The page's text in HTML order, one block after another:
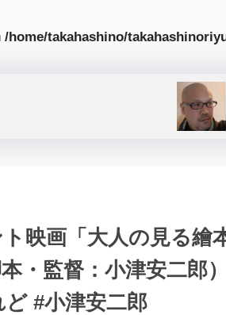
/home/takahashino/
ト映画「大人の見る繪
・監督：小津安二郎
#小津安二郎